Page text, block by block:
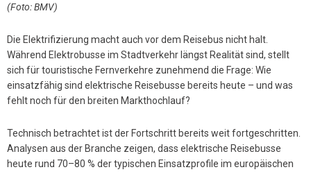
(Foto: BMV)
Die Elektrifizierung macht auch vor dem Reisebus nicht halt.
Während Elektrobusse im Stadtverkehr längst Realität sind, stellt
sich für touristische Fernverkehre zunehmend die Frage: Wie
einsatzfähig sind elektrische Reisebusse bereits heute – und was
fehlt noch für den breiten Markthochlauf?
Technisch betrachtet ist der Fortschritt bereits weit fortgeschritten.
Analysen aus der Branche zeigen, dass elektrische Reisebusse
heute rund 70–80 % der typischen Einsatzprofile im europäischen